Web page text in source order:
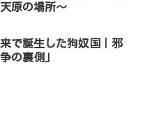
原の場所～
来で誕生した狗奴国｜邪
の裏側」